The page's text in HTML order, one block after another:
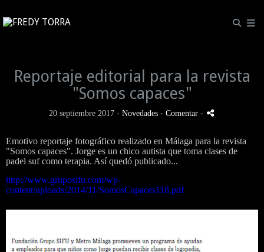
Reportaje editorial para la revista
"Somos capaces"
20 septiembre 2017 - Novedades - Comentar -
Emotivo reportaje fotográfico realizado en Málaga para la revista
"Somos capaces". Jorge es un chico autista que toma clases de
padel suf como terapia. Así quedó publicado...
http://www.gruposifu.com/wp-
content/uploads/2014/11/SomosCapaces118.pdf